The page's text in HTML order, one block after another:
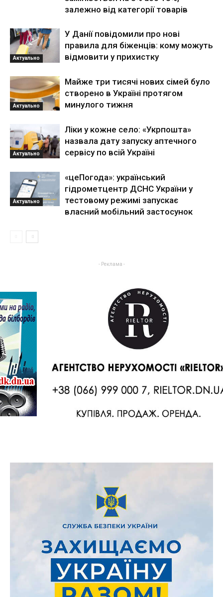
залежно від категорії товарів
Актуально
У Данії повідомили про нові
правила для біженців: кому можуть
відмовити у прихистку
Актуально
Майже три тисячі нових сімей було
створено в Україні протягом
минулого тижня
Актуально
Ліки у кожне село: «Укрпошта»
назвала дату запуску аптечного
сервісу по всій Україні
Актуально
«цеПогода»: український
гідрометцентр ДСНС України у
тестовому режимі запускає
власний мобільний застосунок
- Реклама -